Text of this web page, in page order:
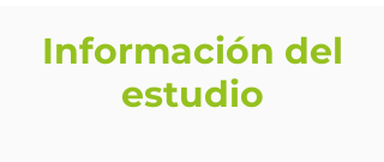
Información del
estudio